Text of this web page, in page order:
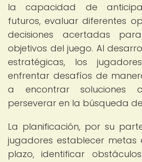
la capacidad de
futuros, evaluar diferentes
decisiones acertadas
objetivos del juego. Al
estratégicas, los
enfrentar desafíos de
a encontrar soluciones
perseverar en la búsqueda
La planificación, por su
jugadores establecer
plazo, identificar